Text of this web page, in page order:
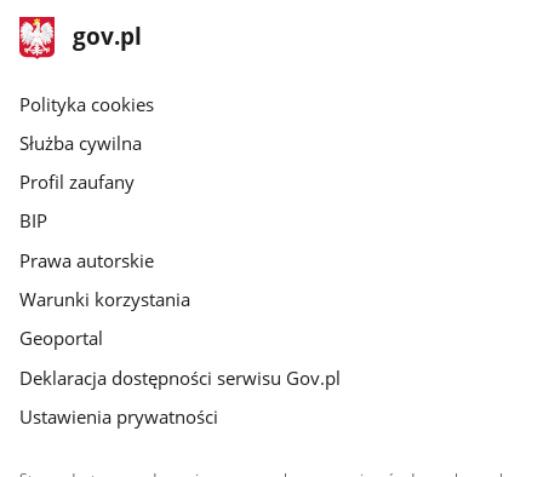
stopka
gov.pl
Strona
gov.pl
gov.pl
Polityka cookies
Służba cywilna
Profil zaufany
BIP
Prawa autorskie
Warunki korzystania
Geoportal
Deklaracja dostępności serwisu Gov.pl
Ustawienia prywatności